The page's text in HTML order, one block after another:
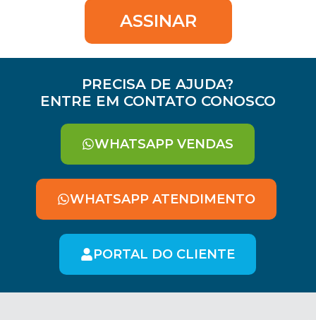
ASSINAR
PRECISA DE AJUDA?
ENTRE EM CONTATO CONOSCO
WHATSAPP VENDAS
WHATSAPP ATENDIMENTO
PORTAL DO CLIENTE